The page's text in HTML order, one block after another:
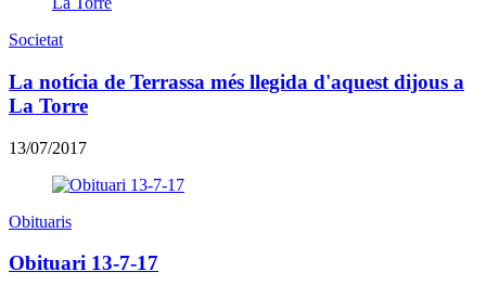
Societat
La notícia de Terrassa més llegida d'aquest dijous a
La Torre
13/07/2017
Obituaris
Obituari 13-7-17